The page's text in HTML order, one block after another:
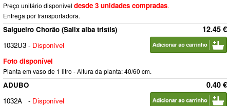
Preço unitário disponivel desde 3 unidades compradas.
Entrega por transportadora.
12.45 €
Salgueiro Chorão (Salix alba tristis)
1032U3 - Disponível
Foto disponível
Planta em vaso de 1 litro - Altura da planta: 40/60 cm.
0.40 €
ADUBO
1032A
- Disponível